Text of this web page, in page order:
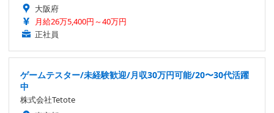
大阪府
月給26万5,400円～40万円
正社員
ゲームテスター/未経験歓迎/月収30万円可能/20〜30代活躍
中
株式会社Tetote